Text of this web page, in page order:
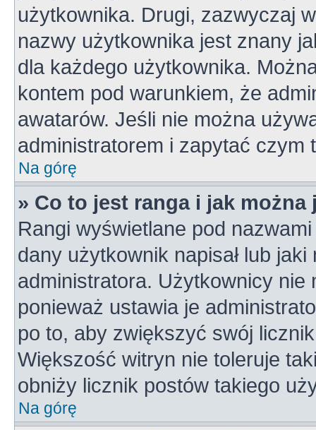
użytkownika. Drugi, zazwyczaj
nazwy użytkownika jest znany
dla każdego użytkownika.
kontem pod warunkiem, że
awatarów. Jeśli nie można
administratorem i zapytać czym
Na górę
» Co to jest ranga i jak można
Rangi wyświetlane pod
dany użytkownik napisał lub
administratora. Użytkownicy
ponieważ ustawia je
po to, aby zwiększyć swój
Większość witryn nie toleruje
obniży licznik postów takiego
Na górę